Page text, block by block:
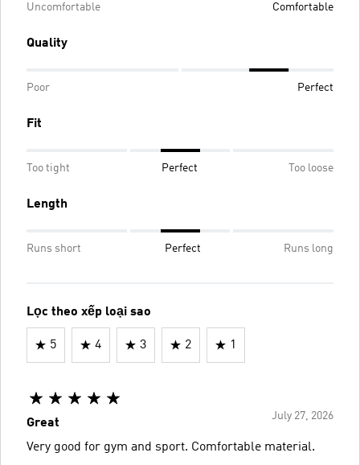
Uncomfortable Comfortable
Quality
Poor Perfect
Fit
Too tight Perfect Too loose
Length
Runs short Perfect Runs long
Lọc theo xếp loại sao
5 4 3 2 1
July 27, 2026
Great
Very good for gym and sport. Comfortable material.